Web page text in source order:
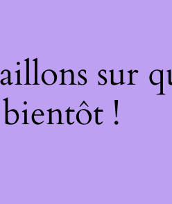
sur
!